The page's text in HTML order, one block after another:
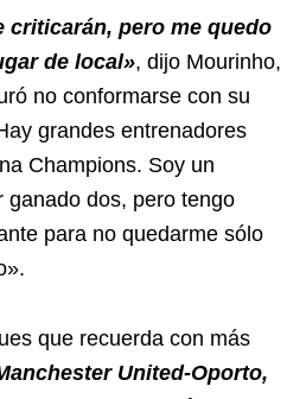
criticarán, pero me quedo
de local», dijo Mourinho,
no conformarse con su
grandes entrenadores
Champions. Soy un
ganado dos, pero tengo
para no quedarme sólo
que recuerda con más
United-Oporto,